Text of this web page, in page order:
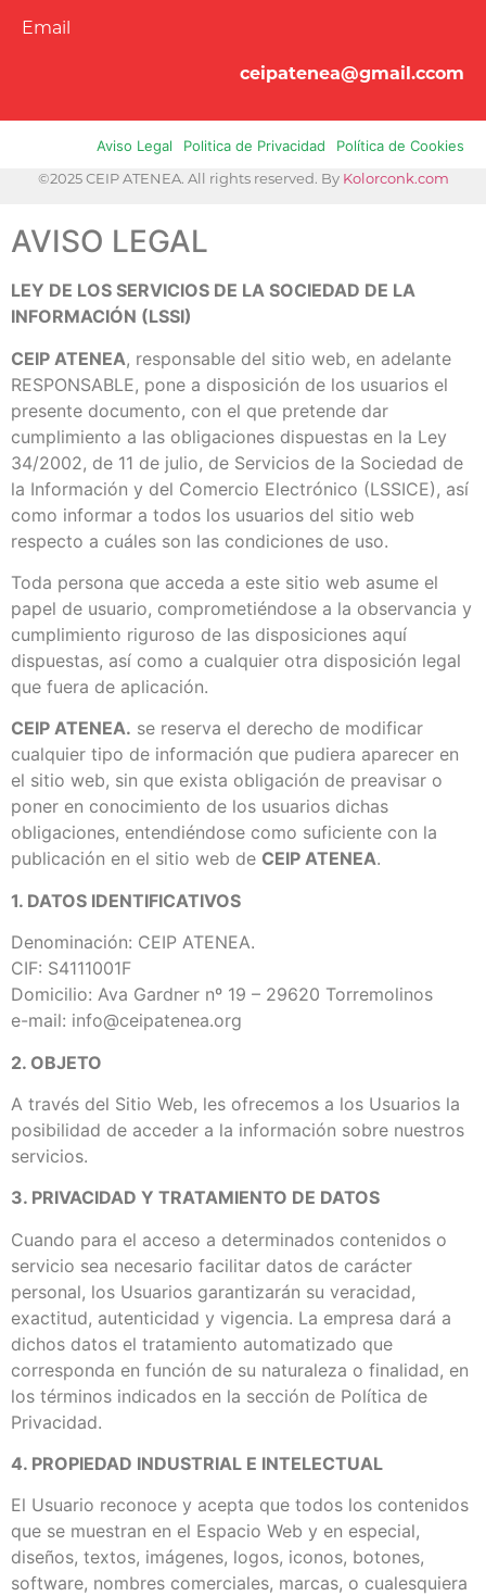
Email
ceipatenea@gmail.ccom
Aviso Legal Politica de Privacidad
Política de Cookies
©2025 CEIP ATENEA. All rights reserved. By Kolorconk.com
AVISO LEGAL
LEY DE LOS SERVICIOS DE LA SOCIEDAD DE LA
INFORMACIÓN (LSSI)
CEIP ATENEA, responsable del sitio web, en adelante
RESPONSABLE, pone a disposición de los usuarios el
presente documento, con el que pretende dar
cumplimiento a las obligaciones dispuestas en la Ley
34/2002, de 11 de julio, de Servicios de la Sociedad de
la Información y del Comercio Electrónico (LSSICE), así
como informar a todos los usuarios del sitio web
respecto a cuáles son las condiciones de uso.
Toda persona que acceda a este sitio web asume el
papel de usuario, comprometiéndose a la observancia y
cumplimiento riguroso de las disposiciones aquí
dispuestas, así como a cualquier otra disposición legal
que fuera de aplicación.
CEIP ATENEA. se reserva el derecho de modificar
cualquier tipo de información que pudiera aparecer en
el sitio web, sin que exista obligación de preavisar o
poner en conocimiento de los usuarios dichas
obligaciones, entendiéndose como suficiente con la
publicación en el sitio web de CEIP ATENEA.
1. DATOS IDENTIFICATIVOS
Denominación: CEIP ATENEA.
CIF: S4111001F
Domicilio: Ava Gardner nº 19 – 29620 Torremolinos
e-mail: info@ceipatenea.org
2. OBJETO
A través del Sitio Web, les ofrecemos a los Usuarios la
posibilidad de acceder a la información sobre nuestros
servicios.
3. PRIVACIDAD Y TRATAMIENTO DE DATOS
Cuando para el acceso a determinados contenidos o
servicio sea necesario facilitar datos de carácter
personal, los Usuarios garantizarán su veracidad,
exactitud, autenticidad y vigencia. La empresa dará a
dichos datos el tratamiento automatizado que
corresponda en función de su naturaleza o finalidad, en
los términos indicados en la sección de Política de
Privacidad.
4. PROPIEDAD INDUSTRIAL E INTELECTUAL
El Usuario reconoce y acepta que todos los contenidos
que se muestran en el Espacio Web y en especial,
diseños, textos, imágenes, logos, iconos, botones,
software, nombres comerciales, marcas, o cualesquiera